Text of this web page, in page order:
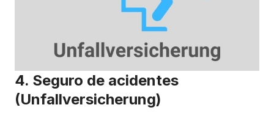
4. Seguro de acidentes
(Unfallversicherung)